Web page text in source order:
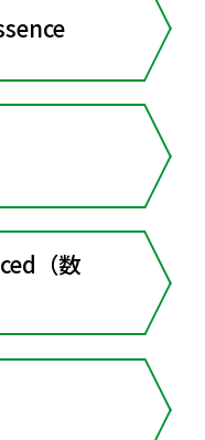
（数